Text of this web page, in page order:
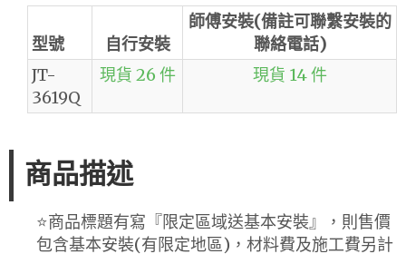
型號 自行安裝
師傅安裝(備註可聯繫安裝的
聯絡電話)
JT-
3619Q
現貨 26 件 現貨 14 件
商品描述
⭐️商品標題有寫『限定區域送基本安裝』，則售價
包含基本安裝(有限定地區)，材料費及施工費另計